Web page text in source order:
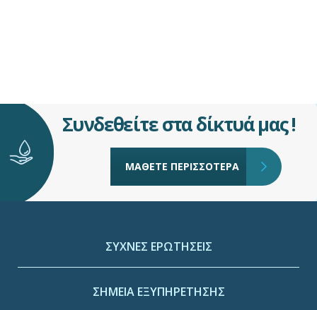
Συνδεθείτε στα δίκτυά μας !
ΜΑΘΕΤΕ ΠΕΡΙΣΣΟΤΕΡΑ
ΣΥΧΝΕΣ ΕΡΩΤΗΣΕΙΣ
ΣΗΜΕΙΑ ΕΞΥΠΗΡΕΤΗΣΗΣ